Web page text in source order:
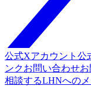
公式Xアカウント 公
ンクお問い合わせ
相談するLHNへの